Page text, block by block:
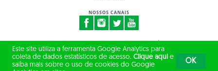
NOSSOS CANAIS
© 2017 - 2026 – GOVERNO DO ESTADO DO CEARÁ
TODOS OS DIREITOS RESERVADOS
Este site utiliza a ferramenta Google Analytics para
coleta de dados estatísticos de acesso. Clique aqui e
saiba mais sobre o uso de cookies do Google
OK